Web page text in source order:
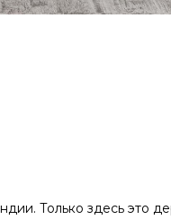
Только здесь это